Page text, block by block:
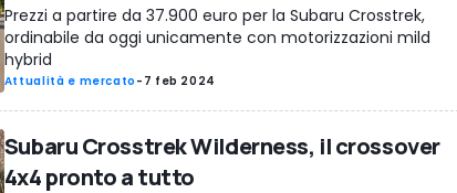
Prezzi a partire da 37.900 euro per la Subaru Crosstrek,
ordinabile da oggi unicamente con motorizzazioni mild
hybrid
Attualità e mercato - 7 feb 2024
Subaru Crosstrek Wilderness, il crossover
4x4 pronto a tutto